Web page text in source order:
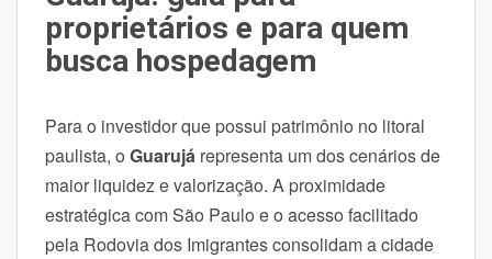
proprietários e para quem
busca hospedagem
Para o investidor que possui patrimônio no litoral
paulista, o Guarujá representa um dos cenários de
maior liquidez e valorização. A proximidade
estratégica com São Paulo e o acesso facilitado
pela Rodovia dos Imigrantes consolidam a cidade